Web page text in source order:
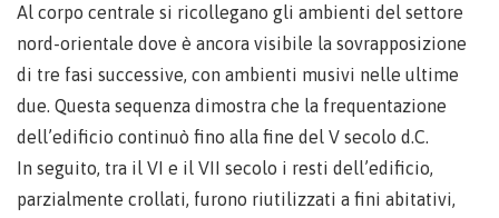
Al corpo centrale si ricollegano gli ambienti del settore
nord-orientale dove è ancora visibile la sovrapposizione
di tre fasi successive, con ambienti musivi nelle ultime
due. Questa sequenza dimostra che la frequentazione
dell’edificio continuò fino alla fine del V secolo d.C.
In seguito, tra il VI e il VII secolo i resti dell’edificio,
parzialmente crollati, furono riutilizzati a fini abitativi,